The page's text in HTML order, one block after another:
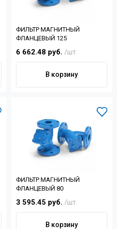
ФИЛЬТР МАГНИТНЫЙ
ФЛАНЦЕВЫЙ 125
6 662.48 руб. /шт.
В корзину
ФИЛЬТР МАГНИТНЫЙ
ФЛАНЦЕВЫЙ 80
3 595.45 руб. /шт.
В корзину